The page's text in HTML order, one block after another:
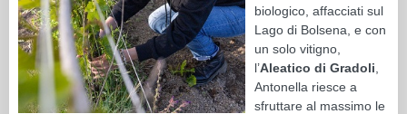
biologico, affacciati sul
Lago di Bolsena, e con
un solo vitigno,
l’Aleatico di Gradoli
Antonella riesce a
sfruttare al massimo le